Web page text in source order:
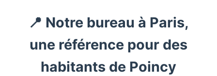
📍 Notre bureau à Paris,
une référence pour des
habitants de Poincy